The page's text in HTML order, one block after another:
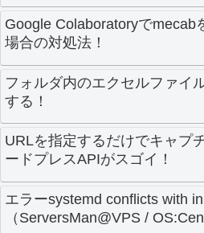
Google Colaboratoryでmecab
場合の対処法！
フォルダ内のエクセルファイ
する！
URLを指定するだけでキャプ
ードプレスAPIがスゴイ！
エラーsystemd conflicts with
（ServersMan@VPS /